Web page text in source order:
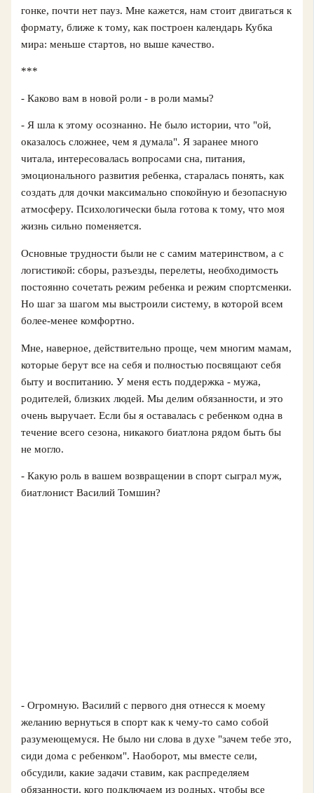
гонке, почти нет пауз. Мне кажется, нам стоит двигаться к
формату, ближе к тому, как построен календарь Кубка
мира: меньше стартов, но выше качество.
***
- Каково вам в новой роли - в роли мамы?
- Я шла к этому осознанно. Не было истории, что "ой,
оказалось сложнее, чем я думала". Я заранее много
читала, интересовалась вопросами сна, питания,
эмоционального развития ребенка, старалась понять, как
создать для дочки максимально спокойную и безопасную
атмосферу. Психологически была готова к тому, что моя
жизнь сильно поменяется.
Основные трудности были не с самим материнством, а с
логистикой: сборы, разъезды, перелеты, необходимость
постоянно сочетать режим ребенка и режим спортсменки.
Но шаг за шагом мы выстроили систему, в которой всем
более‑менее комфортно.
Мне, наверное, действительно проще, чем многим мамам,
которые берут все на себя и полностью посвящают себя
быту и воспитанию. У меня есть поддержка - мужа,
родителей, близких людей. Мы делим обязанности, и это
очень выручает. Если бы я оставалась с ребенком одна в
течение всего сезона, никакого биатлона рядом быть бы
не могло.
- Какую роль в вашем возвращении в спорт сыграл муж,
биатлонист Василий Томшин?
- Огромную. Василий с первого дня отнесся к моему
желанию вернуться в спорт как к чему‑то само собой
разумеющемуся. Не было ни слова в духе "зачем тебе это,
сиди дома с ребенком". Наоборот, мы вместе сели,
обсудили, какие задачи ставим, как распределяем
обязанности, кого подключаем из родных, чтобы все